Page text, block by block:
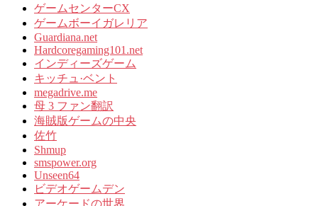
ゲームセンターCX
ゲームボーイガレリア
Guardiana.net
Hardcoregaming101.net
インディーズゲーム
キッチュ·ベント
megadrive.me
母 3 ファン翻訳
海賊版ゲームの中央
佐竹
Shmup
smspower.org
Unseen64
ビデオゲームデン
アーケードの世界